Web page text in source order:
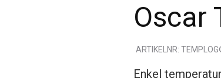
Oscar
ARTIKELNR:
Enkel